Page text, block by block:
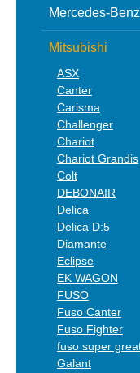
Mercedes-Benz
Mitsubishi
ASX
Canter
Carisma
Challenger
Chariot
Chariot Grandis
Colt
DEBONAIR
Delica
Delica D:5
Diamante
Eclipse
EK WAGON
FUSO
Fuso Canter
Fuso Fighter
fuso super
Galant